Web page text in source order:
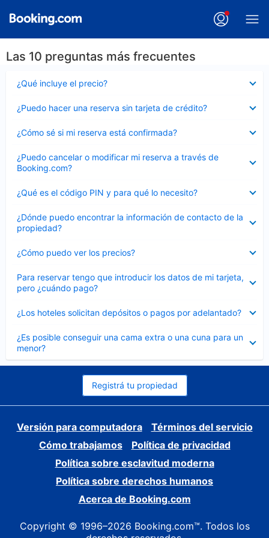
Las 10 preguntas más frecuentes
¿Qué incluye el precio?
cerrado
¿Puedo hacer una reserva sin tarjeta de crédito?
cerrado
¿Cómo sé si mi reserva está confirmada?
cerrado
¿Puedo cancelar o modificar mi reserva a través de
Booking.com?
cerrado
¿Qué es el código PIN y para qué lo necesito?
cerrado
¿Dónde puedo encontrar la información de contacto de la
propiedad?
cerrado
¿Cómo puedo ver los precios?
cerrado
Para reservar tengo que introducir los datos de mi tarjeta,
pero ¿cuándo pago?
cerrado
¿Los hoteles solicitan depósitos o pagos por adelantado?
cerrado
¿Es posible conseguir una cama extra o una cuna para un
menor?
cerrado
Registrá tu propiedad
Versión para computadora
Términos del servicio
Cómo trabajamos
Política de privacidad
Política sobre esclavitud moderna
Política sobre derechos humanos
Acerca de Booking.com
Copyright © 1996–2026 Booking.com™. Todos los